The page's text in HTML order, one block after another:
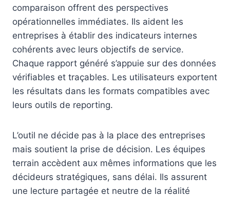
comparaison offrent des perspectives
opérationnelles immédiates. Ils aident les
entreprises à établir des indicateurs internes
cohérents avec leurs objectifs de service.
Chaque rapport généré s’appuie sur des données
vérifiables et traçables. Les utilisateurs exportent
les résultats dans les formats compatibles avec
leurs outils de reporting.
L’outil ne décide pas à la place des entreprises
mais soutient la prise de décision. Les équipes
terrain accèdent aux mêmes informations que les
décideurs stratégiques, sans délai. Ils assurent
une lecture partagée et neutre de la réalité